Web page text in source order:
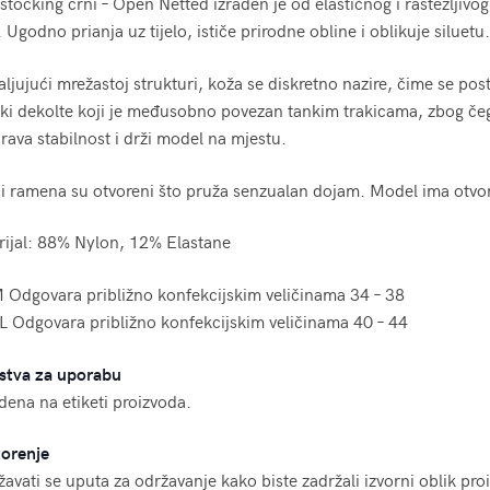
Ugodno prianja uz tijelo, ističe prirodne obline i oblikuje siluetu.
mrežastoj strukturi, koža se diskretno nazire, čime se
dekolte koji je međusobno povezan tankim trakicama, zbog
stabilnost i drži model na mjestu.
ramena su otvoreni što pruža senzualan dojam. Model ima
88% Nylon, 12% Elastane
Odgovara približno konfekcijskim veličinama 34 – 38
Odgovara približno konfekcijskim veličinama 40 – 44
za uporabu
na etiketi proizvoda.
se uputa za održavanje kako biste zadržali izvorni oblik